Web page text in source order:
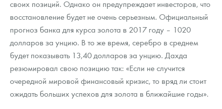
своих позиций. Однако он предупреждает инвесторов, что
восстановление будет не очень серьезным. Официальный
прогноз банка для курса золота в 2017 году – 1020
долларов за унцию. В то же время, серебро в среднем
будет показывать 13,40 долларов за унцию. Дахда
резюмировал свою позицию так: «Если не случится
очередной мировой финансовый кризис, то вряд ли стоит
ожидать больших успехов для золота в ближайшие годы».